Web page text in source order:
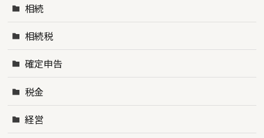
相続
相続税
確定申告
税金
経営